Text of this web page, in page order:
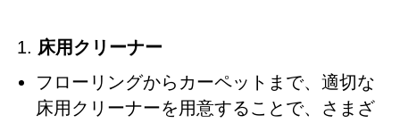
床用クリーナー
フローリングからカーペットまで、適切な
床用クリーナーを用意することで、さまざ